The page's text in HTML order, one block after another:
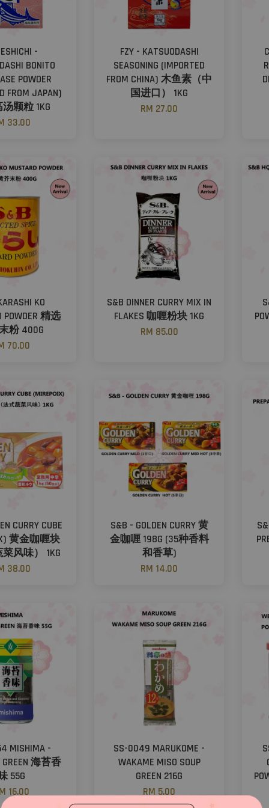
-
BONITO
POWDER
FROM JAPAN)
颗粒 1KG
33.00
FZY - KATSUODASHI
SEASONING (IMPORTED
FROM CHINA) 木鱼素（中
国进口） 1KG
RM 27.00
KO
POWDER 精选
粉 400G
70.00
S&B DINNER CURRY MIX IN
FLAKES 咖喱粉块 1KG
RM 85.00
CURRY CUBE
黄金咖喱块
风味） 1KG
38.00
S&B - GOLDEN CURRY 黄
金咖喱 198G (35种香料
和香草)
RM 14.00
MISHIMA -
GREEN 海苔香
55G
16.00
SS-0049 MARUKOME -
WAKAME MISO SOUP
GREEN 216G
RM 5.00